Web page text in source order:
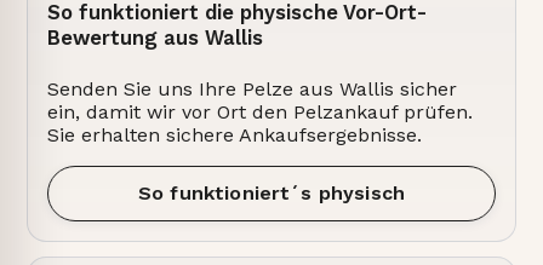
So funktioniert die physische Vor-Ort-
Bewertung aus Wallis
Senden Sie uns Ihre Pelze aus Wallis sicher
ein, damit wir vor Ort den Pelzankauf prüfen.
Sie erhalten sichere Ankaufsergebnisse.
So funktioniert´s physisch